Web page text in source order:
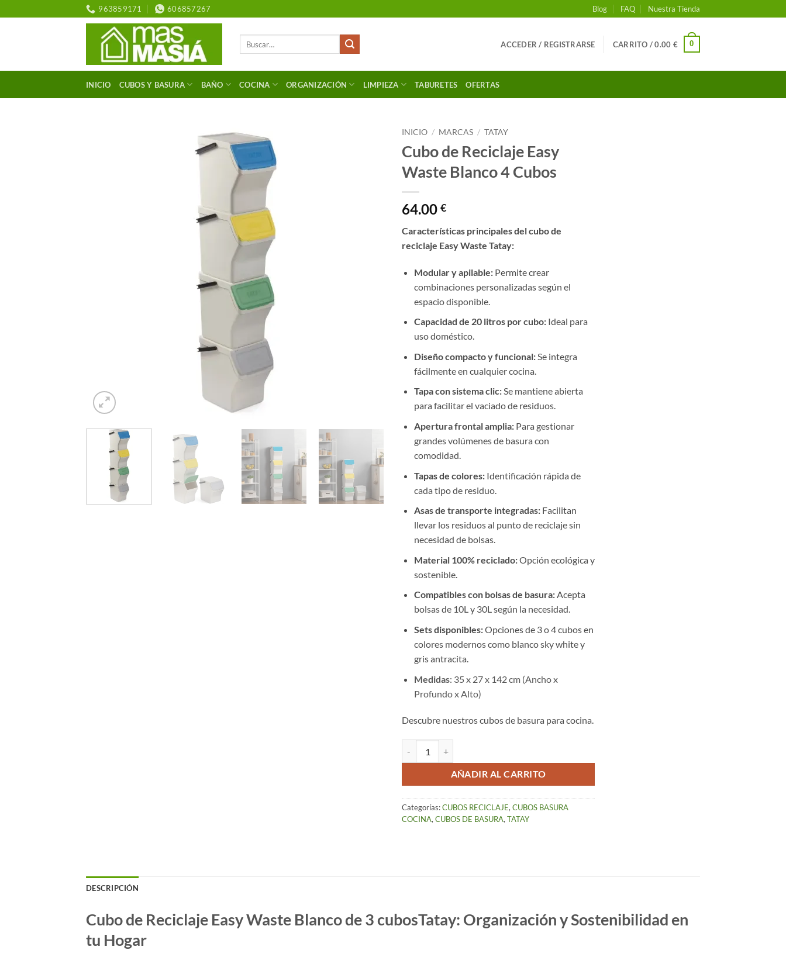
al
963859171 606857267 Blog FAQ Nuestra Tienda
ACCEDER / REGISTRARSE CARRITO /0.00 € 0
INICIO CUBOS Y BASURA BAÑO COCINA ORGANIZACIÓN LIMPIEZA TABURETES OFERTAS
INICIO / MARCAS / TATAY
Cubo de Reciclaje Easy
Waste Blanco 4 Cubos
64.00 €
Características principales del cubo de
reciclaje Easy Waste Tatay:
Modular y apilable:Permite crear
combinaciones personalizadas según el
espacio disponible.
Capacidad de 20 litros por cubo:Ideal para
uso doméstico.
Diseño compacto y funcional:Se integra
fácilmente en cualquier cocina.
Tapa con sistema clic:Se mantiene abierta
para facilitar el vaciado de residuos.
Apertura frontal amplia:Para gestionar
grandes volúmenes de basura con
comodidad.
Tapas de colores:Identificación rápida de
cada tipo de residuo.
Asas de transporte integradas:Facilitan
llevar los residuos al punto de reciclaje sin
necesidad de bolsas.
Material 100% reciclado:Opción ecológica y
sostenible.
Compatibles con bolsas de basura:Acepta
bolsas de 10L y 30L según la necesidad.
Sets disponibles:Opciones de 3 o 4 cubos en
colores modernos como blanco sky white y
gris antracita.
Medidas: 35 x 27 x 142 cm (Ancho x
Profundo x Alto)
Descubre nuestros cubos de basura para cocina.
AÑADIR AL CARRITO
Categorías:CUBOS RECICLAJE, CUBOS BASURA
COCINA, CUBOS DE BASURA, TATAY
DESCRIPCIÓN
Cubo de Reciclaje Easy Waste Blanco de 3 cubosTatay: Organización y Sostenibilidad en
tu Hogar